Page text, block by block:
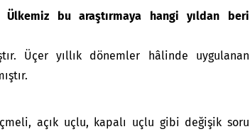
Ülkemiz bu araştırmaya hangi yıldan beri
Üçer yıllık dönemler hâlinde uygulanan
açık uçlu, kapalı uçlu gibi değişik soru